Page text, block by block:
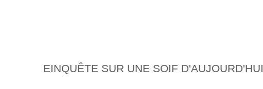
EINQUÊTE SUR UNE SOIF D'AUJOURD'HUI